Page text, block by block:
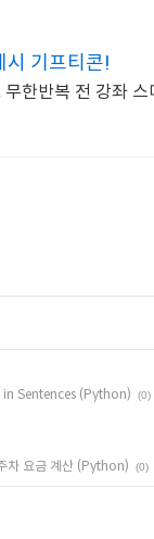
기프티콘!
한반복 전 강좌 스
Sentences (Python) (0)
차 요금 계산 (Python) (0)